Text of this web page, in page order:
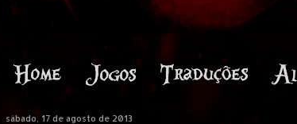
sábado, 17 de agosto de 2013